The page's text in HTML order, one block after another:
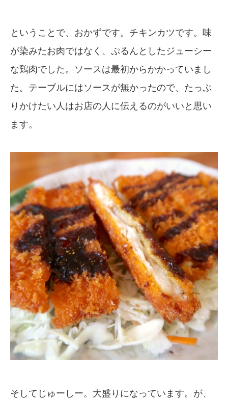
ということで、おかずです。チキンカツです。味
が染みたお肉ではなく、ぷるんとしたジューシー
な鶏肉でした。ソースは最初からかかっていまし
た。テーブルにはソースが無かったので、たっぷ
りかけたい人はお店の人に伝えるのがいいと思い
ます。
そしてじゅーしー。大盛りになっています。が、